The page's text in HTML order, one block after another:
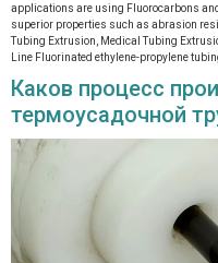
applications are using Fluorocarbons
superior properties such as abrasion
Tubing Extrusion, Medical Tubing
Line Fluorinated ethylene-propylene
Каков процесс
термоусадочной